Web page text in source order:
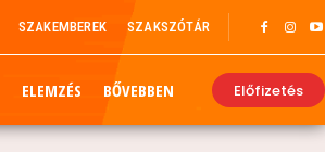
SZAKEMBEREK SZAKSZÓTÁR
ELEMZÉS BŐVEBBEN Előfizetés